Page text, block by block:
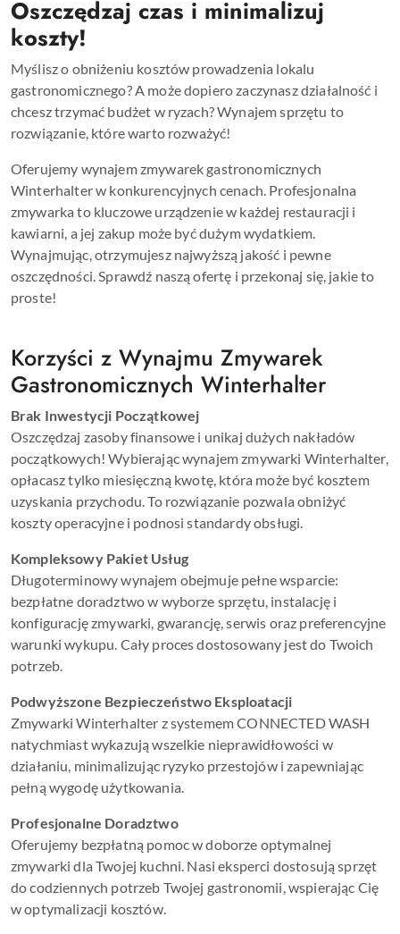
Oszczędzaj czas i minimalizuj
koszty!
Myślisz o obniżeniu kosztów prowadzenia lokalu
gastronomicznego? A może dopiero zaczynasz działalność i
chcesz trzymać budżet w ryzach? Wynajem sprzętu to
rozwiązanie, które warto rozważyć!
Oferujemy wynajem zmywarek gastronomicznych
Winterhalter w konkurencyjnych cenach. Profesjonalna
zmywarka to kluczowe urządzenie w każdej restauracji i
kawiarni, a jej zakup może być dużym wydatkiem.
Wynajmując, otrzymujesz najwyższą jakość i pewne
oszczędności. Sprawdź naszą ofertę i przekonaj się, jakie to
proste!
Korzyści z Wynajmu Zmywarek
Gastronomicznych Winterhalter
Brak Inwestycji Początkowej
Oszczędzaj zasoby finansowe i unikaj dużych nakładów
początkowych! Wybierając wynajem zmywarki Winterhalter,
opłacasz tylko miesięczną kwotę, która może być kosztem
uzyskania przychodu. To rozwiązanie pozwala obniżyć
koszty operacyjne i podnosi standardy obsługi.
Kompleksowy Pakiet Usług
Długoterminowy wynajem obejmuje pełne wsparcie:
bezpłatne doradztwo w wyborze sprzętu, instalację i
konfigurację zmywarki, gwarancję, serwis oraz preferencyjne
warunki wykupu. Cały proces dostosowany jest do Twoich
potrzeb.
Podwyższone Bezpieczeństwo Eksploatacji
Zmywarki Winterhalter z systemem CONNECTED WASH
natychmiast wykazują wszelkie nieprawidłowości w
działaniu, minimalizując ryzyko przestojów i zapewniając
pełną wygodę użytkowania.
Profesjonalne Doradztwo
Oferujemy bezpłatną pomoc w doborze optymalnej
zmywarki dla Twojej kuchni. Nasi eksperci dostosują sprzęt
do codziennych potrzeb Twojej gastronomii, wspierając Cię
w optymalizacji kosztów.